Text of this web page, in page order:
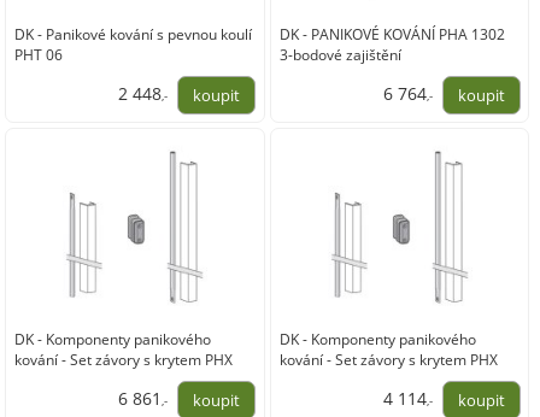
DK - Panikové kování s pevnou koulí
PHT 06
2 448,-
DK - PANIKOVÉ KOVÁNÍ PHA 1302
3-bodové zajištění
6 764,-
DK - Komponenty panikového
kování - Set závory s krytem PHX
6 861 ,-
DK - Komponenty panikového
kování - Set závory s krytem PHX
4 114,-